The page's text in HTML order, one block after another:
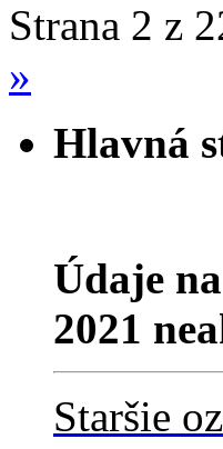
Strana 2 z
»
Hlavná
Údaje
2021
Staršie